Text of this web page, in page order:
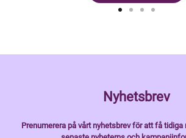
Nyhetsbrev
Prenumerera på vårt nyhetsbrev för att få tidiga